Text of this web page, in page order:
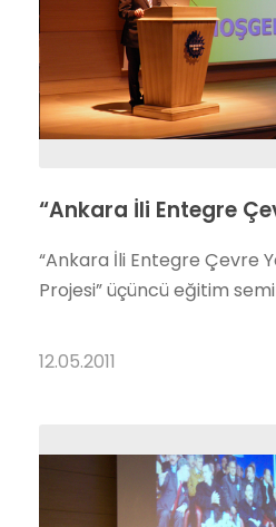
“Ankara İli Entegre Çevre
Projesi” üçüncü eğitim
12.05.2011